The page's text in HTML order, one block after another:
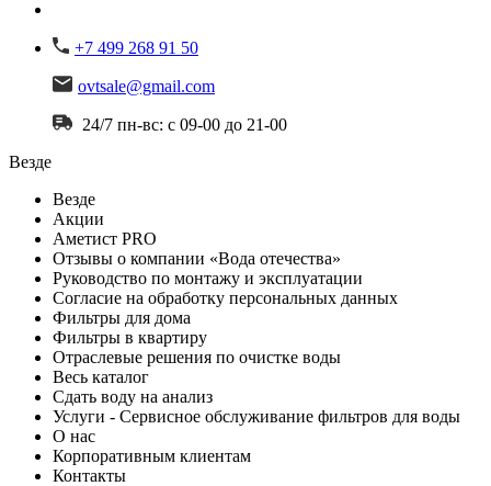
+7 499 268 91 50
ovtsale@gmail.com
24/7 пн-вс: с 09-00 до 21-00
Везде
Везде
Акции
Аметист PRO
Отзывы о компании «Вода отечества»
Руководство по монтажу и эксплуатации
Согласие на обработку персональных данных
Фильтры для дома
Фильтры в квартиру
Отраслевые решения по очистке воды
Весь каталог
Сдать воду на анализ
Услуги - Сервисное обслуживание фильтров для воды
О нас
Корпоративным клиентам
Контакты